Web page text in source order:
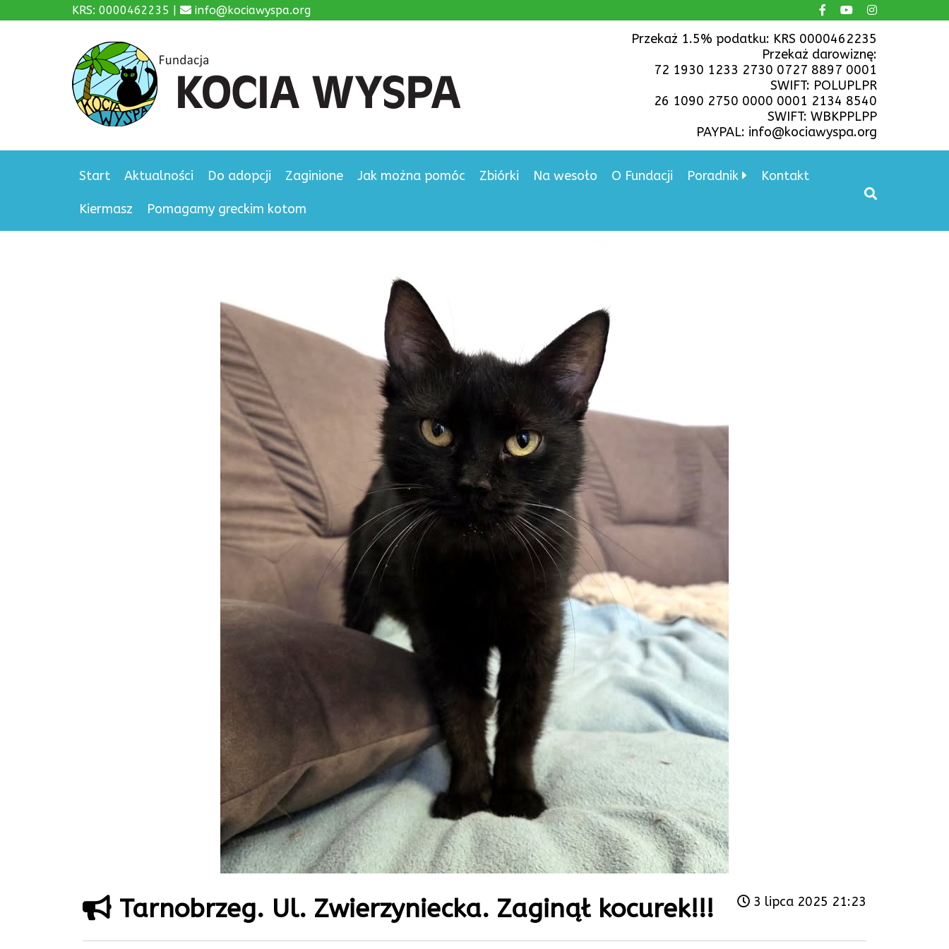
KRS: 0000462235 | info@kociawyspa.org
Przekaż 1.5% podatku: KRS 0000462235
Przekaż darowiznę:
72 1930 1233 2730 0727 8897 0001
SWIFT: POLUPLPR
26 1090 2750 0000 0001 2134 8540
SWIFT: WBKPPLPP
PAYPAL: info@kociawyspa.org
Start Aktualności Do adopcji Zaginione Jak można pomóc Zbiórki Na wesoło O Fundacji Poradnik Kontakt
Kiermasz Pomagamy greckim kotom
3 lipca 2025 21:23
Tarnobrzeg. Ul. Zwierzyniecka. Zaginął kocurek!!!